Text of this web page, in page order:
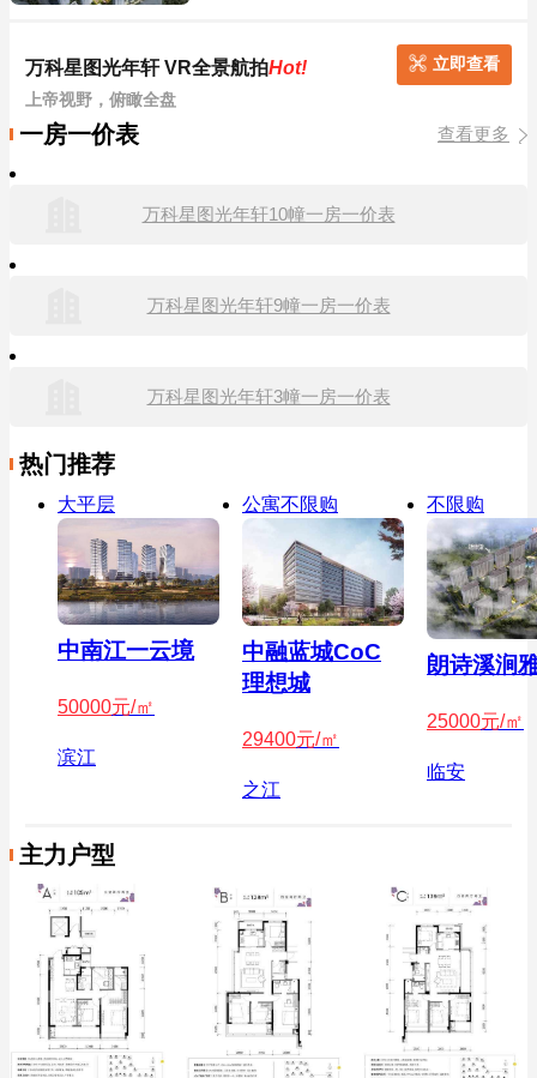
万科星图光年轩 VR全景航拍Hot!
上帝视野，俯瞰全盘
立即查看
一房一价表 查看更多
万科星图光年轩10幢一房一价表
万科星图光年轩9幢一房一价表
万科星图光年轩3幢一房一价表
热门推荐
大平层
中南江一云境
50000元/㎡
滨江
公寓不限购
中融蓝城CoC
理想城
29400元/㎡
之江
不限购
朗诗溪涧
25000元/㎡
临安
主力户型